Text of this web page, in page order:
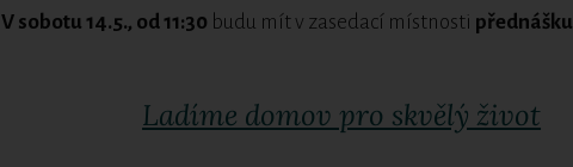
V sobotu 14.5., od 11:30 budu mít v zasedací místnosti přednášku
Ladíme domov pro skvělý život